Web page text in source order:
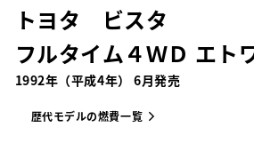
トヨタ ビスタ
フルタイム４ＷＤ エト
1992年（平成4年） 6月発売
歴代モデルの燃費一覧